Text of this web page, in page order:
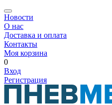
Новости
О нас
Доставка и оплата
Контакты
Моя корзина
0
Вход
Регистрация